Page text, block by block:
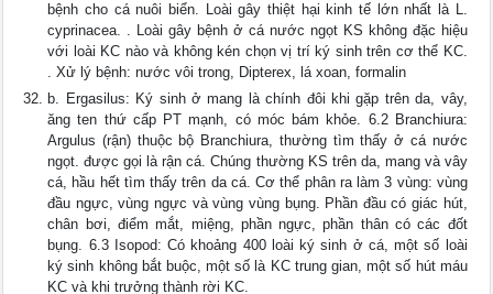
bệnh cho cá nuôi biển. Loài gây thiệt hại kinh tế lớn nhất là L.
cyprinacea. . Loài gây bệnh ở cá nước ngọt KS không đặc hiệu
với loài KC nào và không kén chọn vị trí ký sinh trên cơ thể KC.
. Xử lý bệnh: nước vôi trong, Dipterex, lá xoan, formalin
b. Ergasilus: Ký sinh ở mang là chính đôi khi gặp trên da, vây,
ăng ten thứ cấp PT mạnh, có móc bám khỏe. 6.2 Branchiura:
Argulus (rận) thuộc bộ Branchiura, thường tìm thấy ở cá nước
ngọt. được gọi là rận cá. Chúng thường KS trên da, mang và vây
cá, hầu hết tìm thấy trên da cá. Cơ thể phân ra làm 3 vùng: vùng
đầu ngực, vùng ngực và vùng vùng bụng. Phần đầu có giác hút,
chân bơi, điểm mắt, miệng, phần ngực, phần thân có các đốt
bụng. 6.3 Isopod: Có khoảng 400 loài ký sinh ở cá, một số loài
ký sinh không bắt buộc, một số là KC trung gian, một số hút máu
KC và khi trưởng thành rời KC.